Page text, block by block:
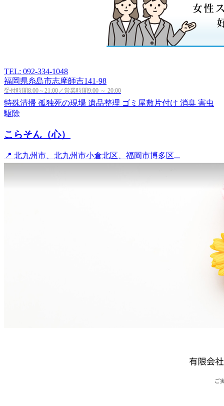
TEL: 092-334-1048
福岡県糸島市志摩師吉141-98
受付時間8:00～21:00／営業時間9:00 ～ 20:00
特殊清掃 孤独死の現場 遺品整理 ゴミ屋敷片付け 消臭 害虫
駆除
こらそん（心）
📍 北九州市、北九州市小倉北区、福岡市博多区...